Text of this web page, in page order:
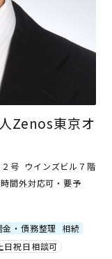
Zenos東京オ
号 ウインズビル７階
間外対応可・要予
金・債務整理 相続
日祝日相談可